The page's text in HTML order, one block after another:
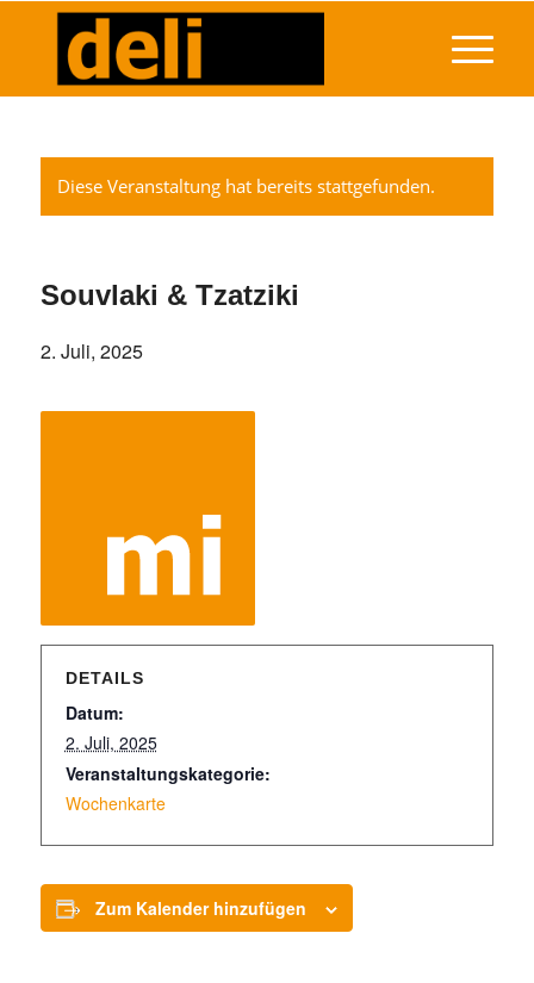
Diese Veranstaltung hat bereits stattgefunden.
Souvlaki & Tzatziki
2. Juli, 2025
DETAILS
Datum:
2. Juli, 2025
Veranstaltungskategorie:
Wochenkarte
Zum Kalender hinzufügen